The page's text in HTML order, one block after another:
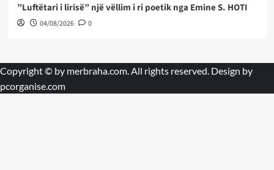
”Luftëtari i lirisë” një vëllim i ri poetik nga Emine S. HOTI
04/08/2026 0
Copyright © by merbraha.com. All rights reserved. Design by
pcorganise.com